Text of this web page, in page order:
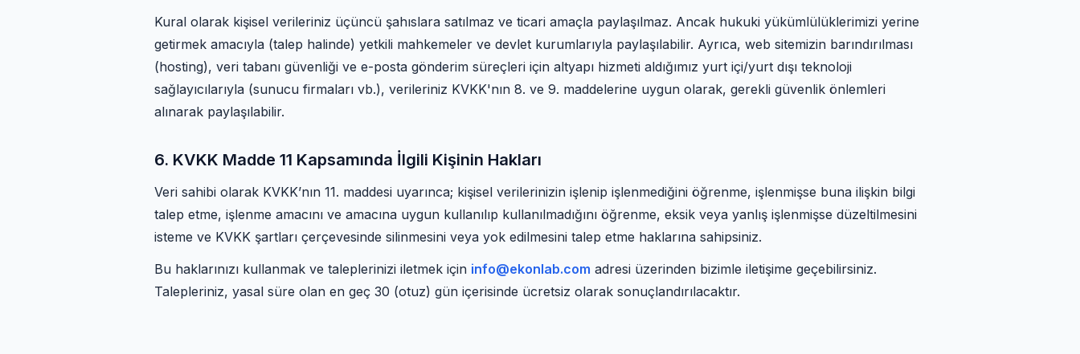
Kural olarak kişisel verileriniz üçüncü şahıslara satılmaz ve ticari amaçla paylaşılmaz. Ancak hukuki yükümlülüklerimizi yerine
getirmek amacıyla (talep halinde) yetkili mahkemeler ve devlet kurumlarıyla paylaşılabilir. Ayrıca, web sitemizin barındırılması
(hosting), veri tabanı güvenliği ve e-posta gönderim süreçleri için altyapı hizmeti aldığımız yurt içi/yurt dışı teknoloji
sağlayıcılarıyla (sunucu firmaları vb.), verileriniz KVKK'nın 8. ve 9. maddelerine uygun olarak, gerekli güvenlik önlemleri
alınarak paylaşılabilir.
6. KVKK Madde 11 Kapsamında İlgili Kişinin Hakları
Veri sahibi olarak KVKK’nın 11. maddesi uyarınca; kişisel verilerinizin işlenip işlenmediğini öğrenme, işlenmişse buna ilişkin bilgi
talep etme, işlenme amacını ve amacına uygun kullanılıp kullanılmadığını öğrenme, eksik veya yanlış işlenmişse düzeltilmesini
isteme ve KVKK şartları çerçevesinde silinmesini veya yok edilmesini talep etme haklarına sahipsiniz.
Bu haklarınızı kullanmak ve taleplerinizi iletmek için info@ekonlab.com adresi üzerinden bizimle iletişime geçebilirsiniz.
Talepleriniz, yasal süre olan en geç 30 (otuz) gün içerisinde ücretsiz olarak sonuçlandırılacaktır.